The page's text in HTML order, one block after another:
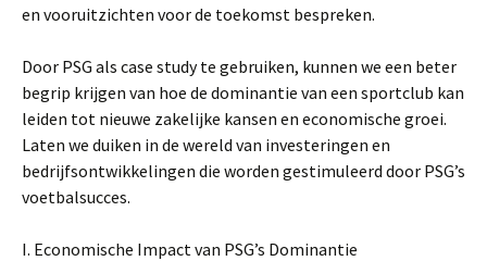
en vooruitzichten voor de toekomst bespreken.
Door PSG als case study te gebruiken, kunnen we een beter
begrip krijgen van hoe de dominantie van een sportclub kan
leiden tot nieuwe zakelijke kansen en economische groei.
Laten we duiken in de wereld van investeringen en
bedrijfsontwikkelingen die worden gestimuleerd door PSG’s
voetbalsucces.
I. Economische Impact van PSG’s Dominantie